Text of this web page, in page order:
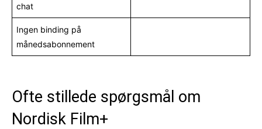
chat
Ingen binding på
månedsabonnement
Ofte stillede spørgsmål om
Nordisk Film+